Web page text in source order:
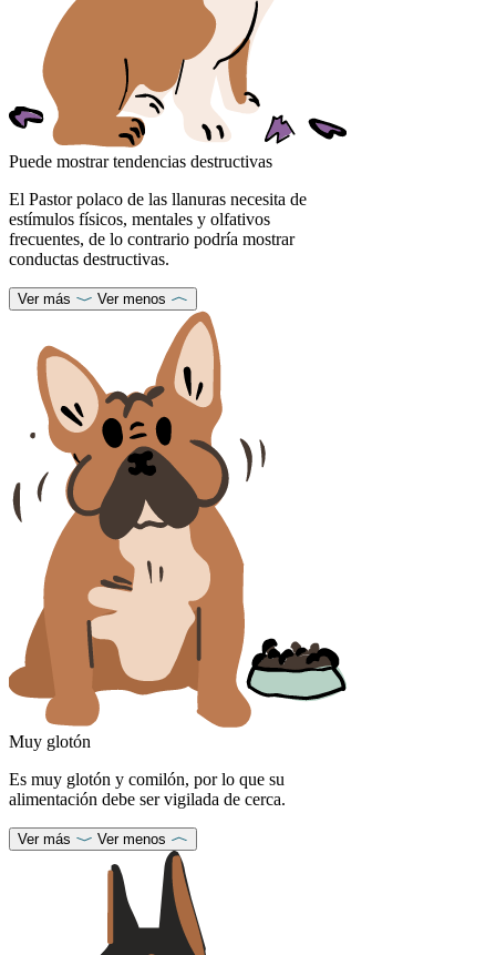
Puede mostrar tendencias destructivas
El Pastor polaco de las llanuras necesita de
estímulos físicos, mentales y olfativos
frecuentes, de lo contrario podría mostrar
conductas destructivas.
Ver más Ver menos
Muy glotón
Es muy glotón y comilón, por lo que su
alimentación debe ser vigilada de cerca.
Ver más Ver menos